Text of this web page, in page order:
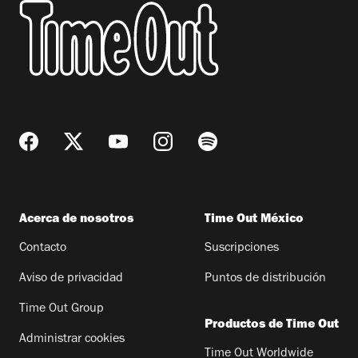
Acerca de nosotros
Contacto
Aviso de privacidad
Time Out Group
Administrar cookies
Time Out México
Suscripciones
Puntos de distribución
Productos de Time Out
Time Out Worldwide